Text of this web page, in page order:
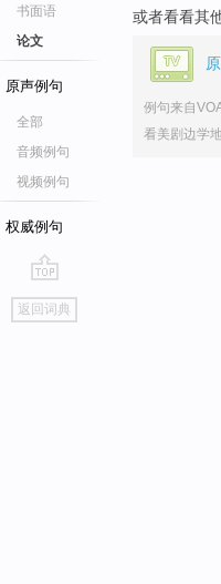
书面语
论文
原声例句
全部
音频例句
视频例句
权威例句
go
top
返回词典
或者看看其
例句来自
看美剧边学